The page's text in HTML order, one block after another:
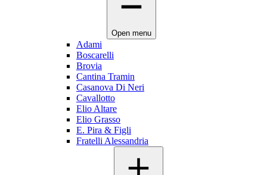
Open menu
Adami
Boscarelli
Brovia
Cantina Tramin
Casanova Di Neri
Cavallotto
Elio Altare
Elio Grasso
E. Pira & Figli
Fratelli Alessandria